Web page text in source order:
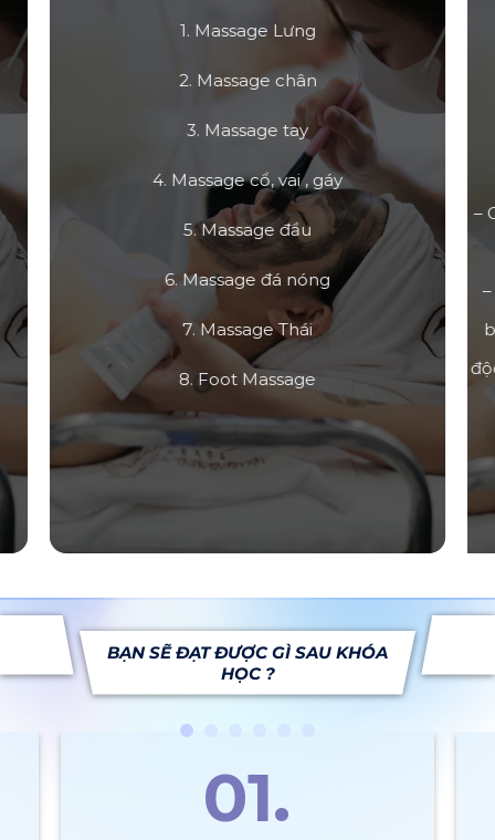
1. Massage Lưng
2. Massage chân
3. Massage tay
4. Massage cổ, vai , gáy
5. Massage đầu
6. Massage đá nóng
7. Massage Thái
8. Foot Massage
–
BẠN SẼ ĐẠT ĐƯỢC GÌ SAU KHÓA
HỌC ?
01.